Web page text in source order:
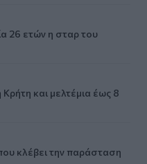
26 ετών η σταρ του
Κρήτη και μελτέμια έως 8
κλέβει την παράσταση